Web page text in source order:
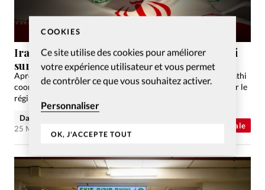
COOKIES
Ce site utilise des cookies pour améliorer
votre expérience utilisateur et vous permet
de contrôler ce que vous souhaitez activer.
Personnaliser
OK, J'ACCEPTE TOUT
Actualité internationale
Iran: le témoignage du pasteur Farshid Fathi
sur la persécution des chrétiens
Après cinq ans de prison en Iran, le pasteur en exil Farshid Fathi
coordonne un réseau d’Églises. Un regard sans concession sur le
régime islamique, le «cœur du problème».
David Métreau
25 Mar 2026